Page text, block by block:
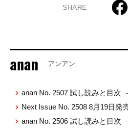
SHARE
anan アンアン
anan No. 2507 試し読みと目次
Next Issue No. 2508 8月19日発
anan No. 2506 試し読みと目次